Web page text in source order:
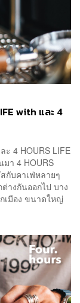
with และ 4
ะ 4 HOURS LIFE
า 4 HOURS
กับคาเฟ่หลายๆ
างกันออกไป บาง
เมือง ขนาดใหญ่